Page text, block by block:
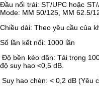
Đầu nối trái: ST/UPC hoặc
Mode: MM 50/125, MM 62.5/
Chiều dài: Theo yêu cầu của
Số lần kết nối: 1000 lần
Độ bền kéo dãn: Tải trọng
độ suy hao <0,5 dB.
Suy hao chèn: < 0,2 dB (Yêu